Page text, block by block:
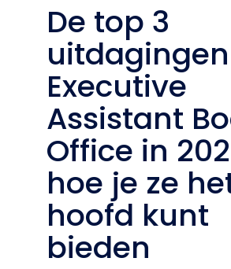
De top 3
Executive
Assistant
Office in
hoe je ze
hoofd kunt
bieden